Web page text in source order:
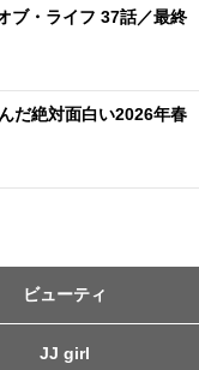
ブ・ライフ 37話／最終
だ絶対面白い2026年春
ビューティ
JJ girl